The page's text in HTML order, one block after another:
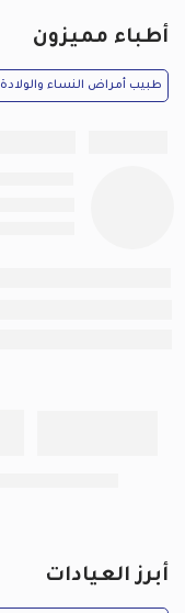
أطباء مميزون
طبيب أمراض النساء والولادة
أبرز العيادات